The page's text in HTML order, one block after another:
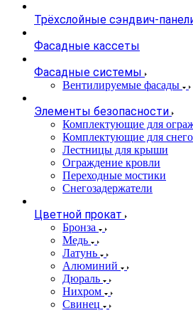
Трёхслойные сэндвич-
Фасадные кассеты
Фасадные системы
Вентилируемые фасады
Элементы безопасности
Комплектующие для
Комплектующие для
Лестницы для крыши
Ограждение кровли
Переходные мостики
Снегозадержатели
Цветной прокат
Бронза
Медь
Латунь
Алюминий
Дюраль
Нихром
Свинец